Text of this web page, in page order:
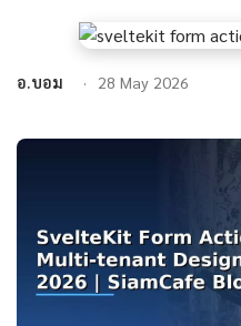
อ.บอม 28 May 2026